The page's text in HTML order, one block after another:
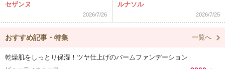
セザンヌ
2026/7/26
ルナソル
2026/7/25
おすすめ記事・特集 一覧へ
乾燥肌をしっとり保湿！ツヤ仕上げのバームファンデーション